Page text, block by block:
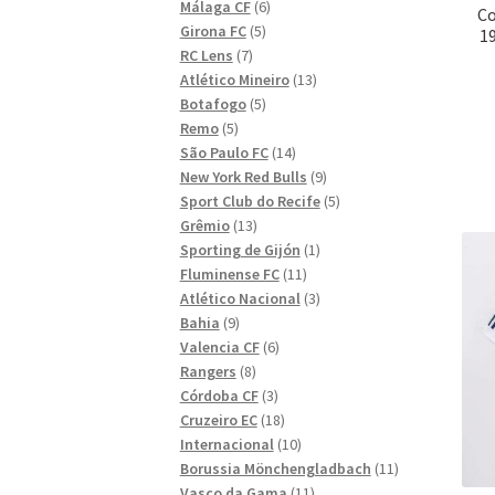
Málaga CF 66
produkter
Girona FC 55
RC Lens 77
produkter
Atlético Mineiro 1313
Botafogo 55
Remo 55
produkter
São Paulo FC 1414
produkter
New York Red Bulls 99
produkter
Sport Club do Recife 55
Grêmio 1313
produkter
Sporting de Gijón 11
Fluminense FC 1111
produkter
Atlético Nacional 33
Bahia 99
produkter
Valencia CF 66
Rangers 88
produkter
Córdoba CF 33
produkter
Cruzeiro EC 1818
produkter
Internacional 1010
produkter
Borussia Mönchengladbach 1111